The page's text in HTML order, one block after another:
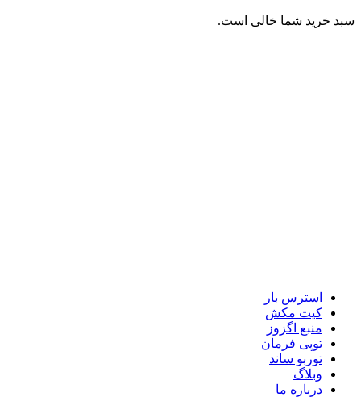
سبد خرید شما خالی است.
استرس بار
کیت مکش
منبع اگزوز
توپی فرمان
توربو ساند
وبلاگ
درباره ما